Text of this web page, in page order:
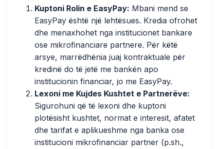
Kuptoni Rolin e EasyPay: Mbani mend se
EasyPay është një lehtësues. Kredia ofrohet
dhe menaxhohet nga institucionet bankare
ose mikrofinanciare partnere. Për këtë
arsye, marrëdhënia juaj kontraktuale për
kredinë do të jetë me bankën apo
institucionin financiar, jo me EasyPay.
Lexoni me Kujdes Kushtet e Partnerëve:
Sigurohuni që të lexoni dhe kuptoni
plotësisht kushtet, normat e interesit, afatet
dhe tarifat e aplikueshme nga banka ose
institucioni mikrofinanciar partner (p.sh.,